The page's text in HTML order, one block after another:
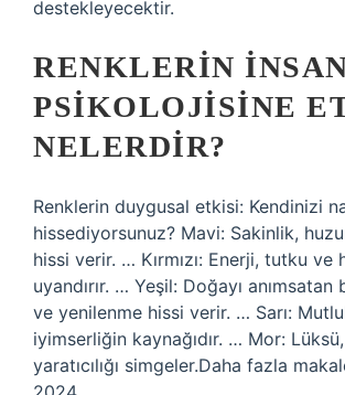
destekleyecektir.
RENKLERIN
PSIKOLOJISINE
NELERDIR?
Renklerin duygusal etkisi: Kendinizi
hissediyorsunuz? Mavi: Sakinlik,
hissi verir. … Kırmızı: Enerji, tutku ve
uyandırır. … Yeşil: Doğayı
ve yenilenme hissi verir. … Sarı:
iyimserliğin kaynağıdır. … Mor:
yaratıcılığı simgeler.Daha fazla